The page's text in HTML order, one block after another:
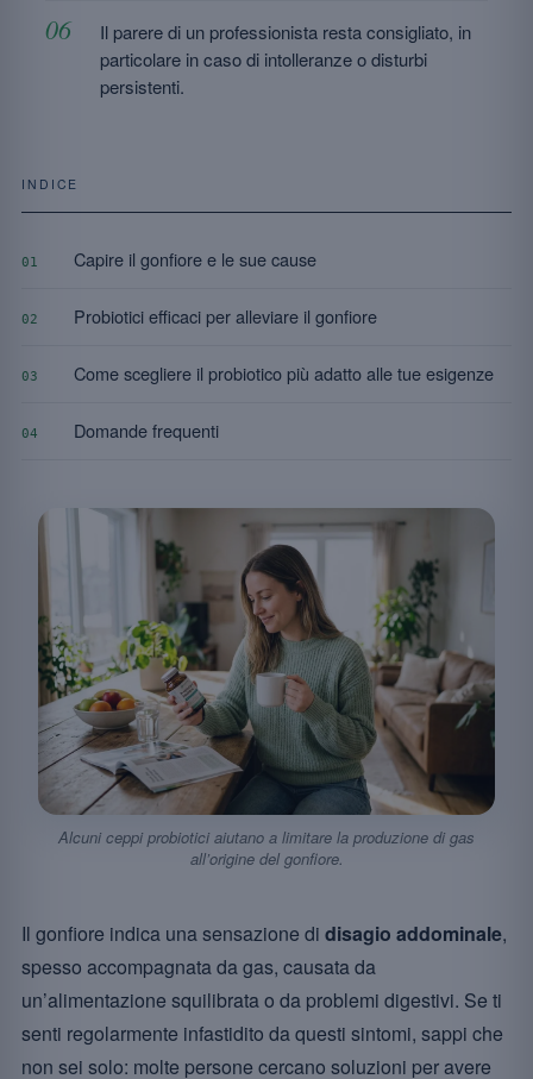
Il parere di un professionista resta consigliato, in
particolare in caso di intolleranze o disturbi
persistenti.
INDICE
01 Capire il gonfiore e le sue cause
02 Probiotici efficaci per alleviare il gonfiore
03 Come scegliere il probiotico più adatto alle tue esigenze
04 Domande frequenti
Alcuni ceppi probiotici aiutano a limitare la produzione di gas
all’origine del gonfiore.
Il gonfiore indica una sensazione di disagio addominale,
spesso accompagnata da gas, causata da
un’alimentazione squilibrata o da problemi digestivi. Se ti
senti regolarmente infastidito da questi sintomi, sappi che
non sei solo: molte persone cercano soluzioni per avere